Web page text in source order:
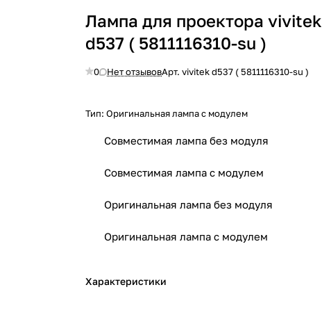
Лампа для проектора vivitek
d537 ( 5811116310-su )
0 Нет отзывовАрт.vivitek d537 ( 5811116310-su )
Тип:Оригинальная лампа с модулем
Совместимая лампа без модуля
Совместимая лампа с модулем
Оригинальная лампа без модуля
Оригинальная лампа с модулем
Характеристики